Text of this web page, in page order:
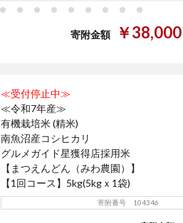
寄附金額 ￥38,000
≪受付停止中≫
≪令和7年産≫
有機栽培米 (精米)
南魚沼産コシヒカリ
グルメガイド星獲得店採用米
【まつえんどん（みわ農園）】
【1回コース】5kg(5kgｘ1袋)
寄附番号 104346